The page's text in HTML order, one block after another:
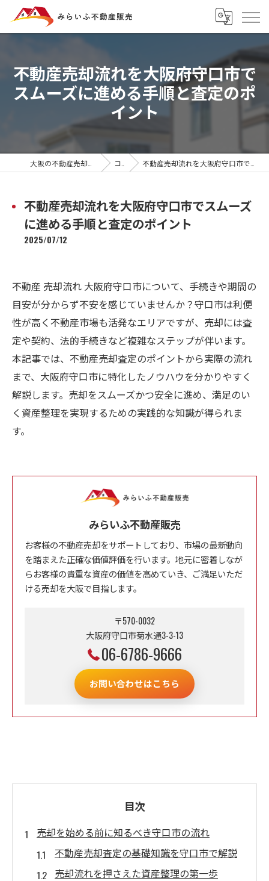
不動産売却流れを大阪府守口市で
スムーズに進める手順と査定のポ
イント
コラム 不動産売却流れを大阪府守口市でスムーズに進める手順と査定のポイント
不動産売却流れを大阪府守口市でスムーズ
に進める手順と査定のポイント
2025/07/12
不動産 売却流れ 大阪府守口市について、手続きや期間の
目安が分からず不安を感じていませんか？守口市は利便
性が高く不動産市場も活発なエリアですが、売却には査
定や契約、法的手続きなど複雑なステップが伴います。
本記事では、不動産売却査定のポイントから実際の流れ
まで、大阪府守口市に特化したノウハウを分かりやすく
解説します。売却をスムーズかつ安全に進め、満足のい
く資産整理を実現するための実践的な知識が得られま
す。
みらいふ不動産販売
お客様の不動産売却をサポートしており、市場の最新動向
を踏まえた正確な価値評価を行います。地元に密着しなが
らお客様の貴重な資産の価値を高めていき、ご満足いただ
ける売却を大阪で目指します。
〒570-0032
大阪府守口市菊水通3-3-13
06-6786-9666
お問い合わせはこちら
目次
売却を始める前に知るべき守口市の流れ
不動産売却査定の基礎知識を守口市で解説
売却流れを押さえた資産整理の第一歩